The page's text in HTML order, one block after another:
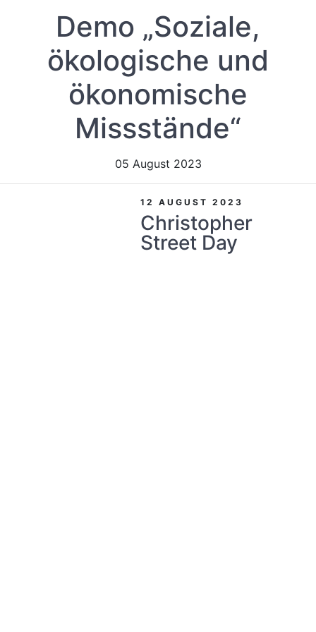
Demo „Soziale,
ökologische und
ökonomische
Missstände“
05 August 2023
12 AUGUST 2023
Christopher
Street Day